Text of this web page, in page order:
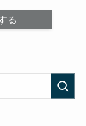
る